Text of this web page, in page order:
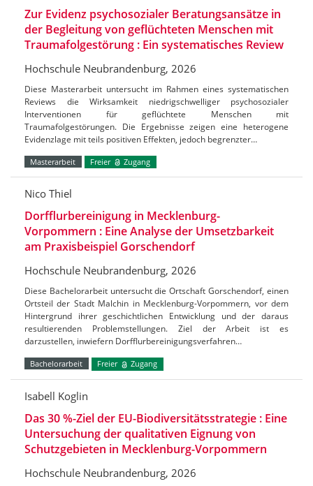
Zur Evidenz psychosozialer Beratungsansätze in
der Begleitung von geflüchteten Menschen mit
Traumafolgestörung : Ein systematisches Review
Hochschule Neubrandenburg, 2026
Diese Masterarbeit untersucht im Rahmen eines systematischen
Reviews die Wirksamkeit niedrigschwelliger psychosozialer
Interventionen für geflüchtete Menschen mit
Traumafolgestörungen. Die Ergebnisse zeigen eine heterogene
Evidenzlage mit teils positiven Effekten, jedoch begrenzter…
Masterarbeit Freier Zugang
Nico Thiel
Dorfflurbereinigung in Mecklenburg-
Vorpommern : Eine Analyse der Umsetzbarkeit
am Praxisbeispiel Gorschendorf
Hochschule Neubrandenburg, 2026
Diese Bachelorarbeit untersucht die Ortschaft Gorschendorf, einen
Ortsteil der Stadt Malchin in Mecklenburg-Vorpommern, vor dem
Hintergrund ihrer geschichtlichen Entwicklung und der daraus
resultierenden Problemstellungen. Ziel der Arbeit ist es
darzustellen, inwiefern Dorfflurbereinigungsverfahren…
Bachelorarbeit Freier Zugang
Isabell Koglin
Das 30 %-Ziel der EU-Biodiversitätsstrategie : Eine
Untersuchung der qualitativen Eignung von
Schutzgebieten in Mecklenburg-Vorpommern
Hochschule Neubrandenburg, 2026